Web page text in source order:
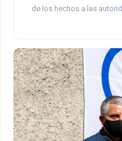
de los hechos a las